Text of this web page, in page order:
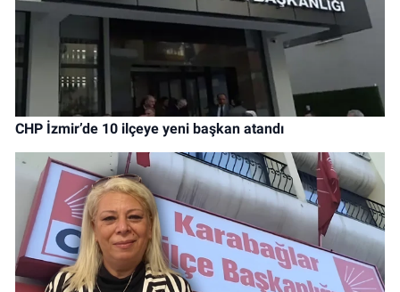
CHP İzmir’de 10 ilçeye yeni başkan atandı